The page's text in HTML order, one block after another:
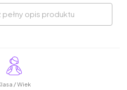
pełny opis produktu
/ Wiek